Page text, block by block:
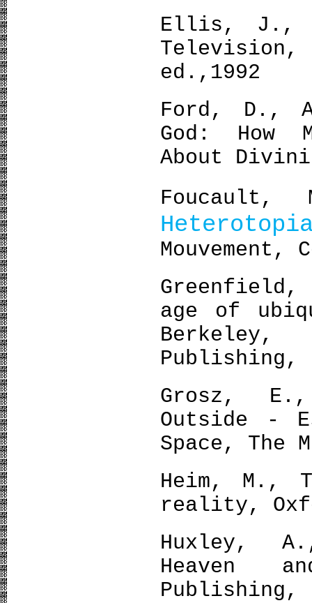
Ellis, J.,
ed.,1992
Ford, D.,
God: How
About
Mouvement,
Greenfield,
age of
Berkeley,
Publishing,
Grosz,
Outside -
Space, The
Heim, M.,
reality,
Huxley,
Heaven
Publishing,